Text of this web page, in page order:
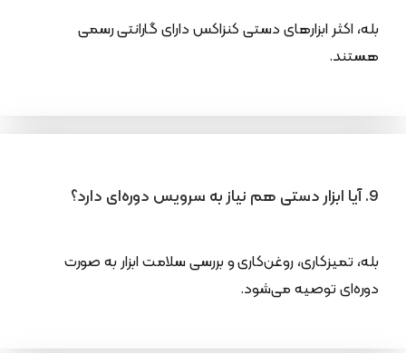
بله، اکثر ابزارهای دستی کنزاکس دارای گارانتی رسمی
هستند.
9. آیا ابزار دستی هم نیاز به سرویس دوره‌ای دارد؟
بله، تمیزکاری، روغن‌کاری و بررسی سلامت ابزار به صورت
دوره‌ای توصیه می‌شود.